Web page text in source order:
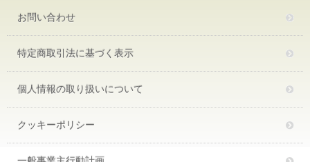
お問い合わせ
特定商取引法に基づく表示
個人情報の取り扱いについて
クッキーポリシー